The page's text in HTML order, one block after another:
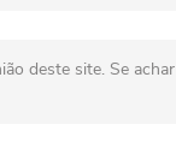
deste site. Se achar